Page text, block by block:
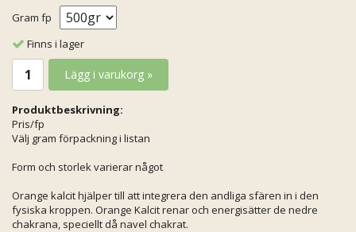
Gram fp
Finns i lager
Lägg i varukorg »
Produktbeskrivning:
Pris/fp
Välj gram förpackning i listan
Form och storlek varierar något
Orange kalcit hjälper till att integrera den andliga sfären in i den
fysiska kroppen. Orange Kalcit renar och energisätter de nedre
chakrana, speciellt då navel chakrat.